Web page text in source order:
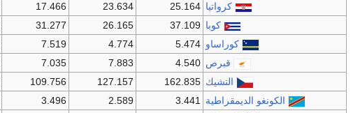
كرواتيا 25.164
23.634
17.466
كوبا 37.109
26.165
31.277
كوراساو 5.474
4.774
7.519
قبرص 4.540
7.883
7.035
التشيك 162.835
127.157
109.756
الكونغو الديمقراطية 3.441
2.589
3.496